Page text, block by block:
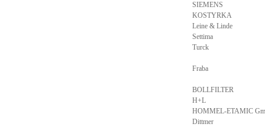
SIEMENS
KOSTYRKA
Leine & Linde
Settima
Turck
Fraba
BOLLFILTER
H+L
HOMMEL-ETAMIC
Dittmer